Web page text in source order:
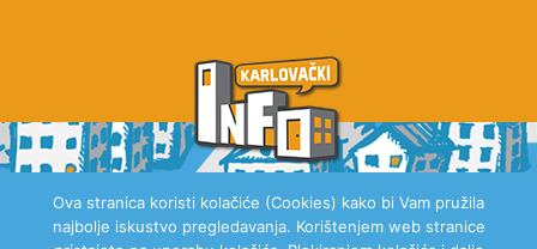
Ova stranica koristi kolačiće (Cookies) kako bi Vam pružila
najbolje iskustvo pregledavanja. Korištenjem web stranice